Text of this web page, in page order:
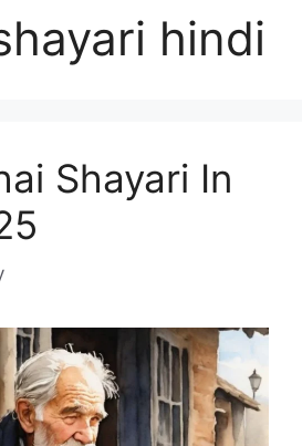
hindi
Shayari In